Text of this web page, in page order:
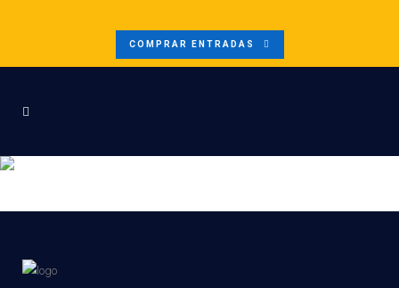
COMPRAR ENTRADAS
LINKEDIN POST (1920 × 1080